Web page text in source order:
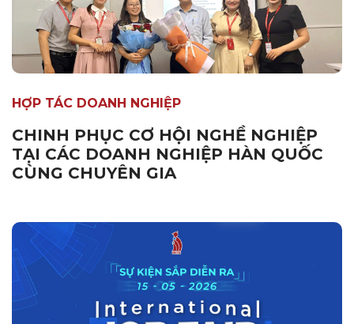
HỢP TÁC DOANH NGHIỆP
CHINH PHỤC CƠ HỘI NGHỀ NGHIỆP
TẠI CÁC DOANH NGHIỆP HÀN QUỐC
CÙNG CHUYÊN GIA